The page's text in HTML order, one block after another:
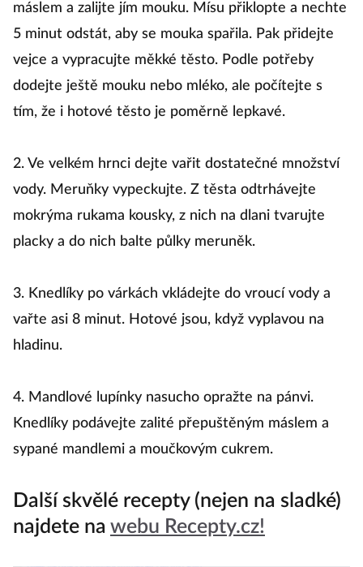
máslem a zalijte jím mouku. Mísu přiklopte a nechte
5 minut odstát, aby se mouka spařila. Pak přidejte
vejce a vypracujte měkké těsto. Podle potřeby
dodejte ještě mouku nebo mléko, ale počítejte s
tím, že i hotové těsto je poměrně lepkavé.
2. Ve velkém hrnci dejte vařit dostatečné množství
vody. Meruňky vypeckujte. Z těsta odtrhávejte
mokrýma rukama kousky, z nich na dlani tvarujte
placky a do nich balte půlky meruněk.
3. Knedlíky po várkách vkládejte do vroucí vody a
vařte asi 8 minut. Hotové jsou, když vyplavou na
hladinu.
4. Mandlové lupínky nasucho opražte na pánvi.
Knedlíky podávejte zalité přepuštěným máslem a
sypané mandlemi a moučkovým cukrem.
Další skvělé recepty (nejen na sladké)
najdete na webu Recepty.cz!